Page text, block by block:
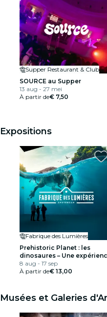
Supper Restaurant & Club
SOURCE au Supper
13 aug - 27 mei
À partir de€ 7,50
Expositions
Fabrique des Lumières
Prehistoric Planet : les
dinosaures – Une
immersive
8 aug - 17 sep
À partir de€ 13,00
Musées et Galeries